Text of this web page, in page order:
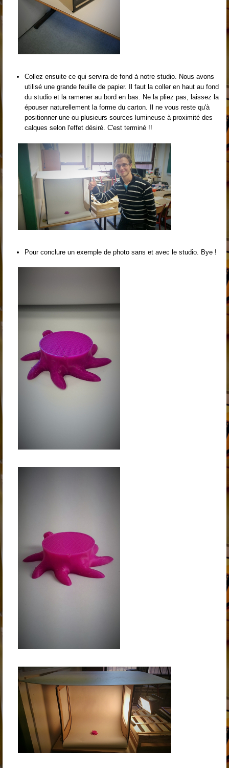
Collez ensuite ce qui servira de fond à notre studio. Nous avons
utilisé une grande feuille de papier. Il faut la coller en haut au fond
du studio et la ramener au bord en bas. Ne la pliez pas, laissez la
épouser naturellement la forme du carton. Il ne vous reste qu'à
positionner une ou plusieurs sources lumineuse à proximité des
calques selon l'effet désiré. C'est terminé !!
Pour conclure un exemple de photo sans et avec le studio. Bye !